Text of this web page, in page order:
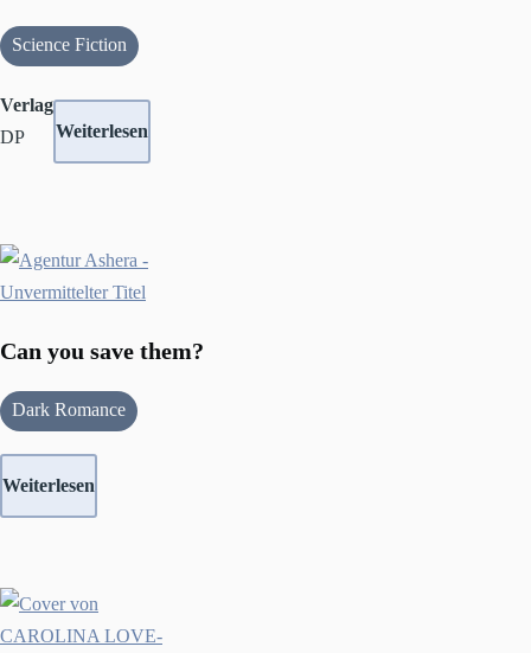
Science Fiction
Verlag
DP
Weiterlesen
Can you save them?
Dark Romance
Weiterlesen